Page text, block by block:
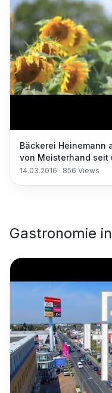
Bäckerei Heinemann
von Meisterhand seit
14.03.2016 · 856 Views
Gastronomie in